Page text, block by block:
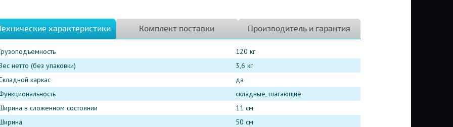
характеристики Комплект поставки Производитель и гарантия
120 кг
нетто (без упаковки)
3,6 кг
каркас
да
складные, шагающие
в сложенном состоянии
11 см
50 см